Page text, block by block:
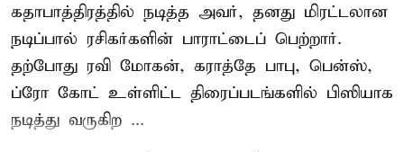
கதாபாத்திரத்தில் நடித்த அவர், தனது மிரட்டலான
நடிப்பால் ரசிகர்களின் பாராட்டைப் பெற்றார்.
தற்போது ரவி மோகன், கராத்தே பாபு, பென்ஸ்,
ப்ரோ கோட் உள்ளிட்ட திரைப்படங்களில் பிஸியாக
நடித்து வருகிற ...